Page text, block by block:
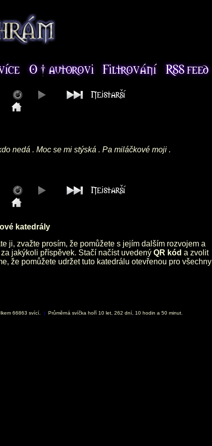
nedá . Moc se mi stýská . Pa miláčkové moji .
katedrály
ji, zvažte prosím, že pomůžete s jejím dalším rozvojem a
jakýkoli příspěvek. Stačí načíst uvedený QR kód a zvolit
že pomůžete udržet tuto katedrálu otevřenou pro všechny
66863 svící. | Průměrná svíčka hoří 10 let, 262 dní, 10 hodin a 50 minut.